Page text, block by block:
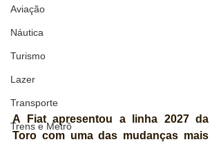
Aviação
Náutica
Turismo
Lazer
Transporte
Trens e Metrô
A Fiat apresentou a linha 2027 da
Toro com uma das mudanças mais